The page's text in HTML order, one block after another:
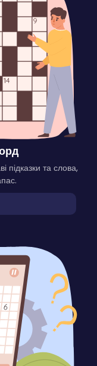
підказки та слова,